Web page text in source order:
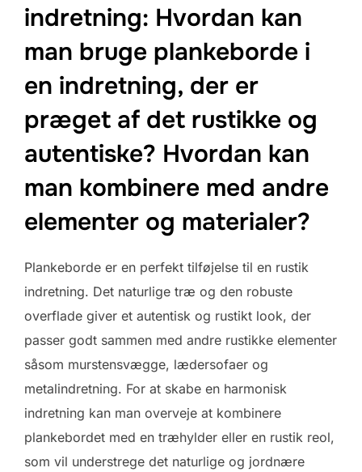
indretning: Hvordan kan
man bruge plankeborde i
en indretning, der er
præget af det rustikke og
autentiske? Hvordan kan
man kombinere med andre
elementer og materialer?
Plankeborde er en perfekt tilføjelse til en rustik
indretning. Det naturlige træ og den robuste
overflade giver et autentisk og rustikt look, der
passer godt sammen med andre rustikke elementer
såsom murstensvægge, lædersofaer og
metalindretning. For at skabe en harmonisk
indretning kan man overveje at kombinere
plankebordet med en træhylder eller en rustik reol,
som vil understrege det naturlige og jordnære